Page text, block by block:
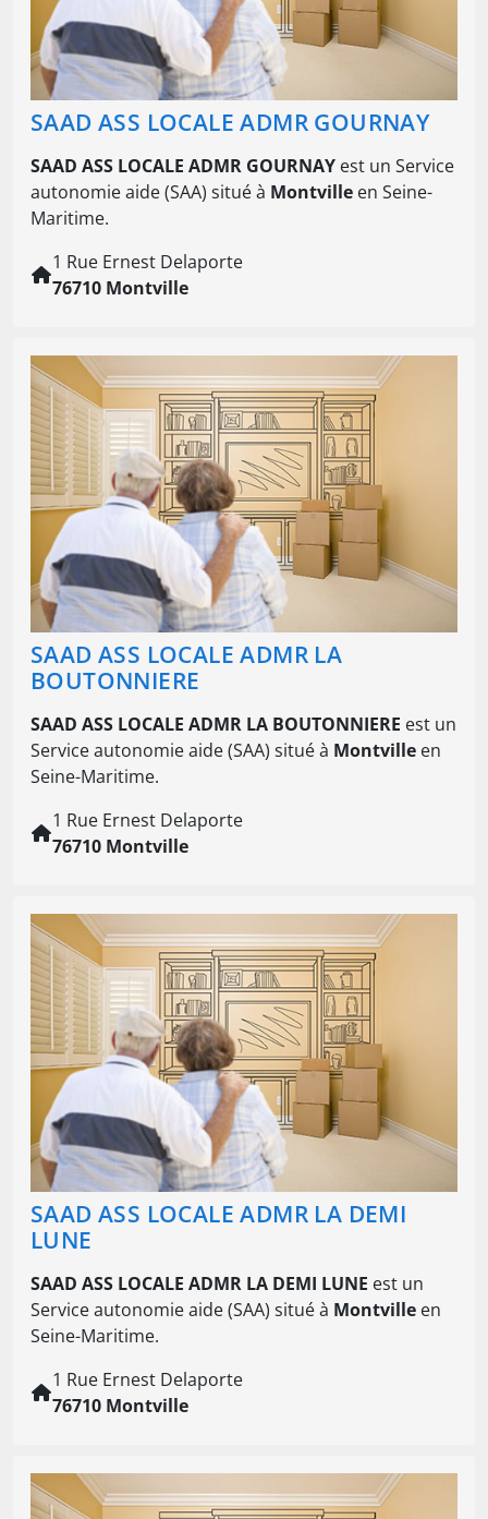
SAAD ASS LOCALE ADMR GOURNAY
SAAD ASS LOCALE ADMR GOURNAY est un Service
autonomie aide (SAA) situé à Montville en Seine-
Maritime.
1 Rue Ernest Delaporte
76710 Montville
SAAD ASS LOCALE ADMR LA
BOUTONNIERE
SAAD ASS LOCALE ADMR LA BOUTONNIERE est un
Service autonomie aide (SAA) situé à Montville en
Seine-Maritime.
1 Rue Ernest Delaporte
76710 Montville
SAAD ASS LOCALE ADMR LA DEMI
LUNE
SAAD ASS LOCALE ADMR LA DEMI LUNE est un
Service autonomie aide (SAA) situé à Montville en
Seine-Maritime.
1 Rue Ernest Delaporte
76710 Montville